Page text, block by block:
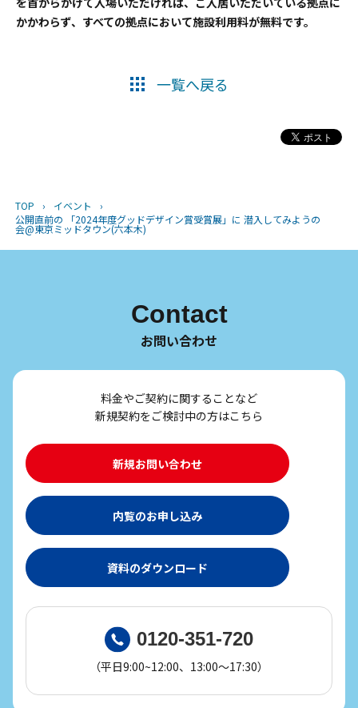
かかわらず、すべての拠点において施設利用料が無料です。
一覧へ戻る
TOP › イベント
›
公開直前の 「2024年度グッドデザイン賞受賞展」に 潜入してみようの
会@東京ミッドタウン(六本木)
Contact
お問い合わせ
料金やご契約に関することなど
新規契約をご検討中の方はこちら
新規お問い合わせ
内覧のお申し込み
資料のダウンロード
0120-351-720
（平日9:00~12:00、13:00～17:30）